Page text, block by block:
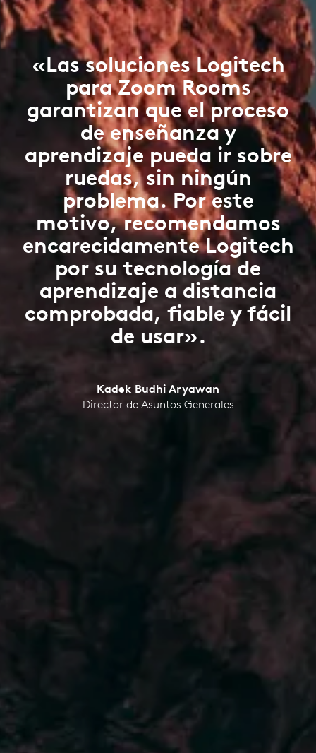
«Las soluciones Logitech
para Zoom Rooms
garantizan que el proceso
de enseñanza y
aprendizaje pueda ir sobre
ruedas, sin ningún
problema. Por este
motivo, recomendamos
encarecidamente Logitech
por su tecnología de
aprendizaje a distancia
comprobada, fiable y fácil
de usar».
Kadek Budhi Aryawan
Director de Asuntos Generales